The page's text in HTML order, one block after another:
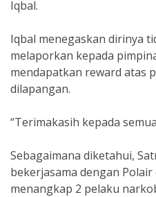
Iqbal.
Iqbal menegaskan dirinya
melaporkan kepada
mendapatkan reward atas
dilapangan.
“Terimakasih kepada
Sebagaimana diketahui,
bekerjasama dengan
menangkap 2 pelaku